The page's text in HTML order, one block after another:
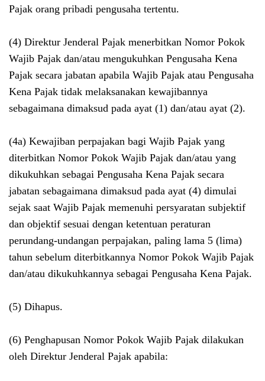
Pajak orang pribadi pengusaha tertentu.
(4) Direktur Jenderal Pajak menerbitkan Nomor Pokok
Wajib Pajak dan/atau mengukuhkan Pengusaha Kena
Pajak secara jabatan apabila Wajib Pajak atau Pengusaha
Kena Pajak tidak melaksanakan kewajibannya
sebagaimana dimaksud pada ayat (1) dan/atau ayat (2).
(4a) Kewajiban perpajakan bagi Wajib Pajak yang
diterbitkan Nomor Pokok Wajib Pajak dan/atau yang
dikukuhkan sebagai Pengusaha Kena Pajak secara
jabatan sebagaimana dimaksud pada ayat (4) dimulai
sejak saat Wajib Pajak memenuhi persyaratan subjektif
dan objektif sesuai dengan ketentuan peraturan
perundang-undangan perpajakan, paling lama 5 (lima)
tahun sebelum diterbitkannya Nomor Pokok Wajib Pajak
dan/atau dikukuhkannya sebagai Pengusaha Kena Pajak.
(5) Dihapus.
(6) Penghapusan Nomor Pokok Wajib Pajak dilakukan
oleh Direktur Jenderal Pajak apabila: